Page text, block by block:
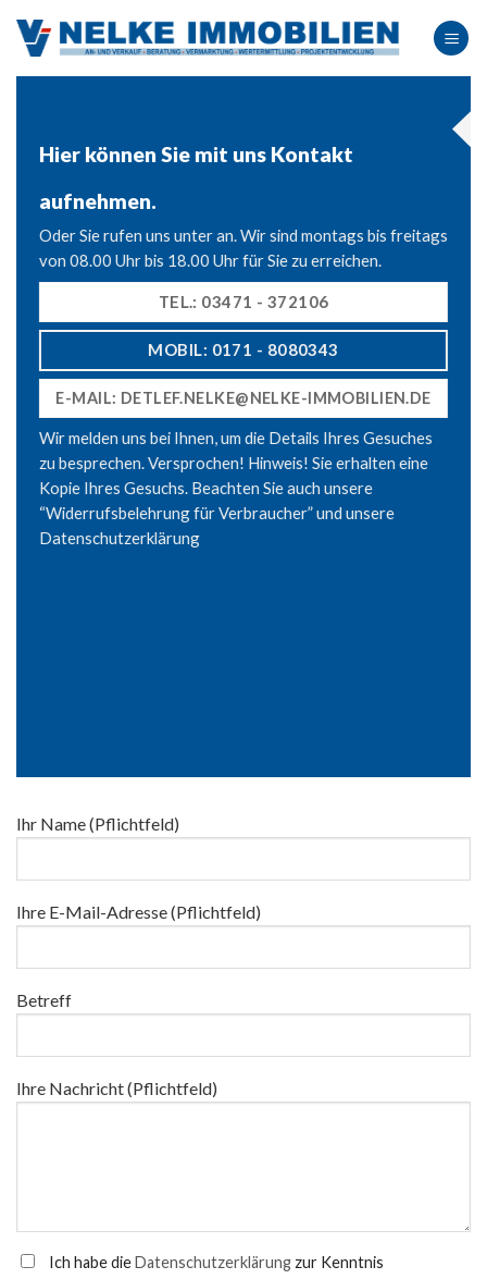
Hier können Sie mit uns Kontakt
aufnehmen.
Oder Sie rufen uns unter an. Wir sind montags bis freitags
von 08.00 Uhr bis 18.00 Uhr für Sie zu erreichen.
TEL.: 03471 - 372106
MOBIL: 0171 - 8080343
E-MAIL: DETLEF.NELKE@NELKE-IMMOBILIEN.DE
Wir melden uns bei Ihnen, um die Details Ihres Gesuches
zu besprechen. Versprochen! Hinweis! Sie erhalten eine
Kopie Ihres Gesuchs. Beachten Sie auch unsere
“Widerrufsbelehrung für Verbraucher” und unsere
Datenschutzerklärung
Ihr Name (Pflichtfeld)
Ihre E-Mail-Adresse (Pflichtfeld)
Betreff
Ihre Nachricht (Pflichtfeld)
Ich habe dieDatenschutzerklärung zur Kenntnis